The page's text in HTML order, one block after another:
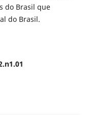
do Brasil que
do Brasil.